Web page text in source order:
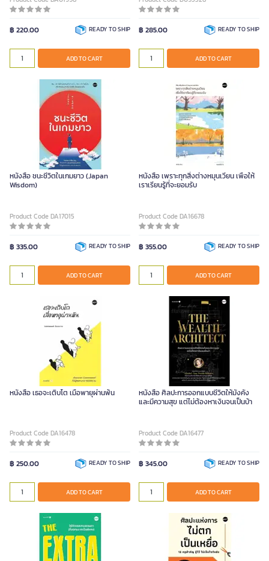
฿ 220.00 READY TO SHIP
ADD TO CART
฿ 285.00 READY TO SHIP
ADD TO CART
หนังสือ ชนะชีวิตในเกมยาว (Japan
Wisdom)
Product Code DA17015
฿ 335.00 READY TO SHIP
ADD TO CART
หนังสือ เพราะทุกสิ่งต่างหมุนเวียน เพื่อให้
เราเรียนรู้ที่จะยอมรับ
Product Code DA16678
฿ 355.00 READY TO SHIP
ADD TO CART
หนังสือ เธอจะเติบโต เมื่อพายุผ่านพ้น
Product Code DA16478
฿ 250.00 READY TO SHIP
ADD TO CART
หนังสือ ศิลปะการออกแบบชีวิตให้มั่งคั่ง
และมีความสุข แต่ไม่ต้องหาเงินจนเป็นบ้า
Product Code DA16477
฿ 345.00 READY TO SHIP
ADD TO CART